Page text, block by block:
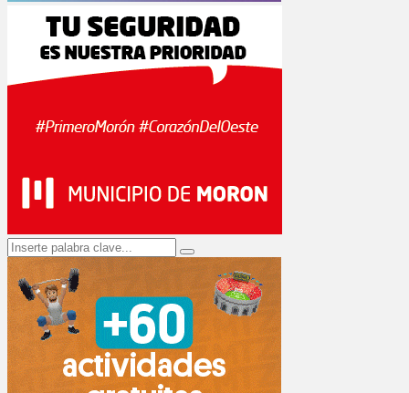
Search
for:
Search